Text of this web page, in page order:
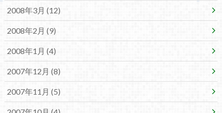
2008年3月 (12)
2008年2月 (9)
2008年1月 (4)
2007年12月 (8)
2007年11月 (5)